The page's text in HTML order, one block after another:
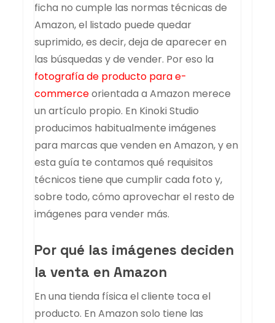
ficha no cumple las normas técnicas de
Amazon, el listado puede quedar
suprimido, es decir, deja de aparecer en
las búsquedas y de vender. Por eso la
fotografía de producto para e-
commerceorientada a Amazon merece
un artículo propio. En Kinoki Studio
producimos habitualmente imágenes
para marcas que venden en Amazon, y en
esta guía te contamos qué requisitos
técnicos tiene que cumplir cada foto y,
sobre todo, cómo aprovechar el resto de
imágenes para vender más.
Por qué las imágenes deciden
la venta en Amazon
En una tienda física el cliente toca el
producto. En Amazon solo tiene las